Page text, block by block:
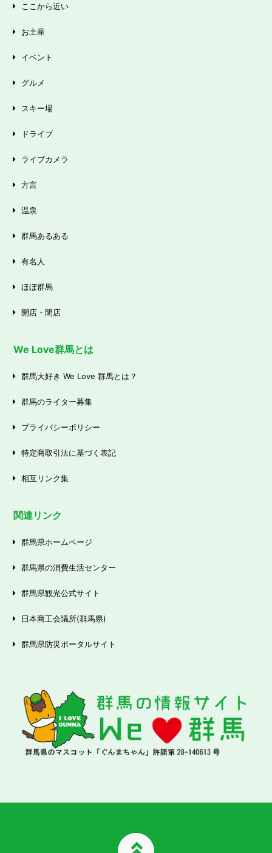
ここから近い
お土産
イベント
グルメ
スキー場
ドライブ
ライブカメラ
方言
温泉
群馬あるある
有名人
ほぼ群馬
開店・閉店
We Love群馬とは
群馬大好き We Love 群馬とは？
群馬のライター募集
プライバシーポリシー
特定商取引法に基づく表記
相互リンク集
関連リンク
群馬県ホームページ
群馬県の消費生活センター
群馬県観光公式サイト
日本商工会議所(群馬県)
群馬県防災ポータルサイト